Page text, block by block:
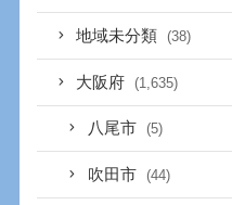
地域未分類 (38)
大阪府 (1,635)
八尾市 (5)
吹田市 (44)